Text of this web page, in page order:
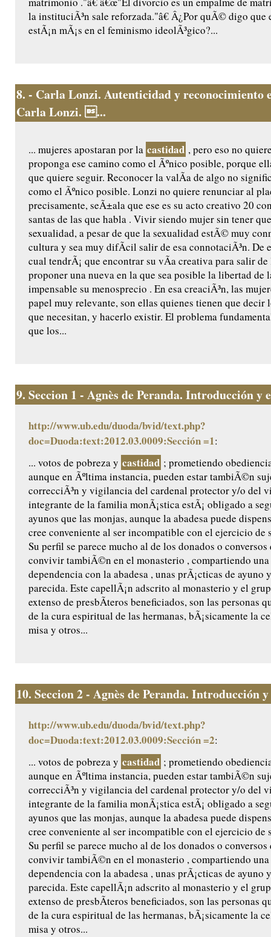
la instituciÃ³n sale reforzada."â€ Â¿Por quÃ© digo que
estÃ¡n mÃ¡s en el feminismo ideolÃ³gico?...
8. - Carla Lonzi. Autenticidad y reconocimiento
Carla Lonzi. ...
... mujeres apostaran por la castidad , pero eso no
proponga ese camino como el Ãºnico posible, porque
que quiere seguir. Reconocer la valÃ­a de algo no
como el Ãºnico posible. Lonzi no quiere renunciar al
precisamente, seÃ±ala que ese es su acto creativo 20
santas de las que habla . Vivir siendo mujer sin tener
sexualidad, a pesar de que la sexualidad estÃ© muy
cultura y sea muy difÃ­cil salir de esa connotaciÃ³n. De
cual tendrÃ¡ que encontrar su vÃ­a creativa para salir
proponer una nueva en la que sea posible la libertad de
impensable su menosprecio . En esa creaciÃ³n, las
papel muy relevante, son ellas quienes tienen que decir
que necesitan, y hacerlo existir. El problema
que los...
9. Seccion 1 - Agnès de Peranda. Introducción y
http://www.ub.edu/duoda/bvid/text.php?
doc=Duoda:text:2012.03.0009:Sección =1:
... votos de pobreza y castidad ; prometiendo
aunque en Ãºltima instancia, pueden estar tambiÃ©n
correcciÃ³n y vigilancia del cardenal protector y/o del
integrante de la familia monÃ¡stica estÃ¡ obligado a
ayunos que las monjas, aunque la abadesa puede
cree conveniente al ser incompatible con el ejercicio de
Su perfil se parece mucho al de los donados o conversos
convivir tambiÃ©n en el monasterio , compartiendo
dependencia con la abadesa , unas prÃ¡cticas de ayuno
parecida. Este capellÃ¡n adscrito al monasterio y el
extenso de presbÃ­teros beneficiados, son las personas
de la cura espiritual de las hermanas, bÃ¡sicamente la
misa y otros...
10. Seccion 2 - Agnès de Peranda. Introducción
http://www.ub.edu/duoda/bvid/text.php?
doc=Duoda:text:2012.03.0009:Sección =2:
... votos de pobreza y castidad ; prometiendo
aunque en Ãºltima instancia, pueden estar tambiÃ©n
correcciÃ³n y vigilancia del cardenal protector y/o del
integrante de la familia monÃ¡stica estÃ¡ obligado a
ayunos que las monjas, aunque la abadesa puede
cree conveniente al ser incompatible con el ejercicio de
Su perfil se parece mucho al de los donados o conversos
convivir tambiÃ©n en el monasterio , compartiendo
dependencia con la abadesa , unas prÃ¡cticas de ayuno
parecida. Este capellÃ¡n adscrito al monasterio y el
extenso de presbÃ­teros beneficiados, son las personas
de la cura espiritual de las hermanas, bÃ¡sicamente la
misa y otros...